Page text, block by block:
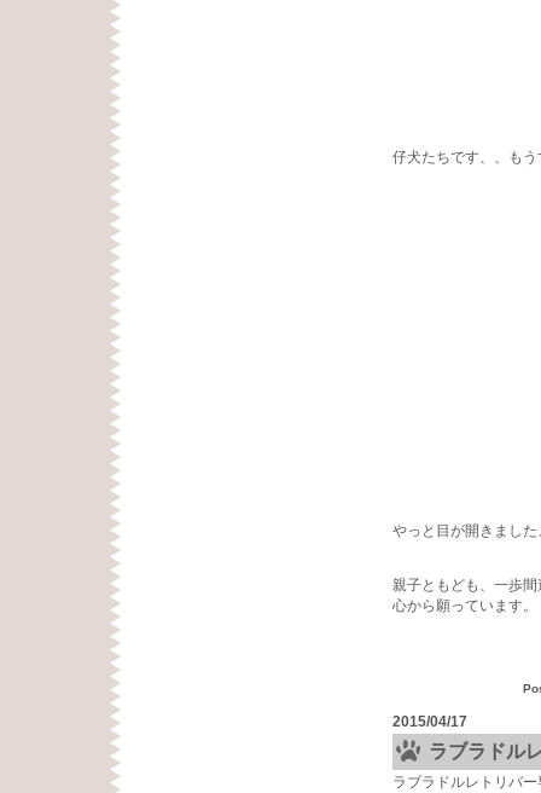
仔犬たちです、、も
やっと目が開きまし
親子ともども、一歩
心から願っています。
2015/04/17
ラブラドル
ラブラドルレトリバ